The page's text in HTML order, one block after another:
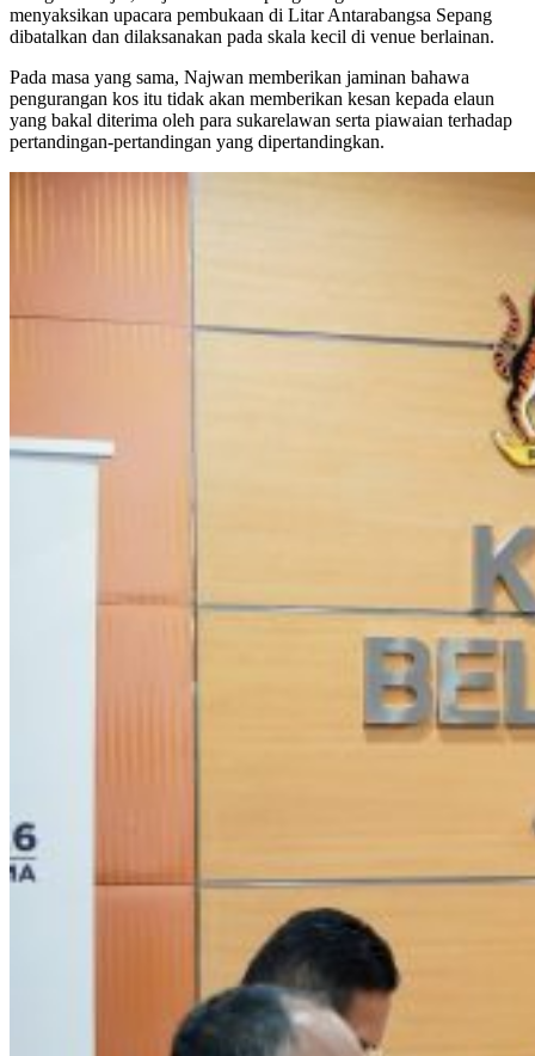
menyaksikan upacara pembukaan di Litar Antarabangsa Sepang
dibatalkan dan dilaksanakan pada skala kecil di venue berlainan.
Pada masa yang sama, Najwan memberikan jaminan bahawa
pengurangan kos itu tidak akan memberikan kesan kepada elaun
yang bakal diterima oleh para sukarelawan serta piawaian terhadap
pertandingan-pertandingan yang dipertandingkan.